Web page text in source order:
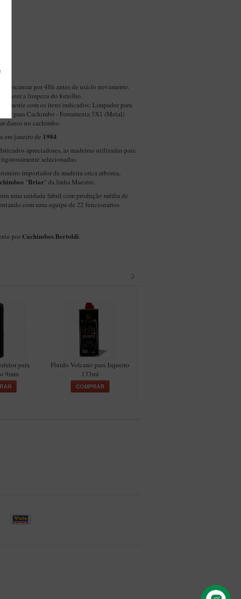
descansar por 48h antes de usá-lo novamente.
fazer a limpeza do fornilho.
somente com os itens indicados: Limpador para
para Cachimbo - Ferramenta 3X1 (Metal)
danos no cachimbo.
em janeiro de 1984
apreciadores, as madeiras utilizadas para
rigorosamente selecionadas.
importador da madeira erica arborea,
"Briar" da linha Maestro.
uma unidade fabril com produção média de
com uma equipe de 22 funcionários
por Cachimbos Bertoldi.
para
9mm
Fluido Volcano para Isqueiro
133ml
COMPRAR